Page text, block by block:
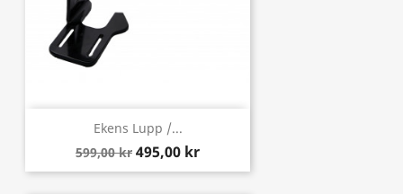
Ekens Lupp /...
599,00 kr 495,00 kr